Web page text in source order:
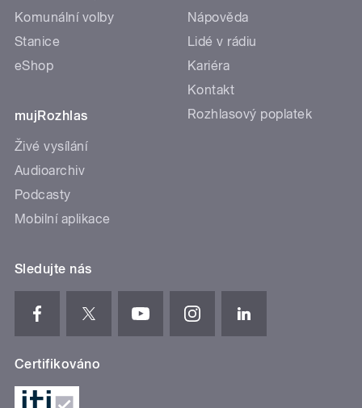
Komunální volby
Stanice
eShop
mujRozhlas
Živé vysílání
Audioarchiv
Podcasty
Mobilní aplikace
Nápověda
Lidé v rádiu
Kariéra
Kontakt
Rozhlasový poplatek
Sledujte nás
Certifikováno